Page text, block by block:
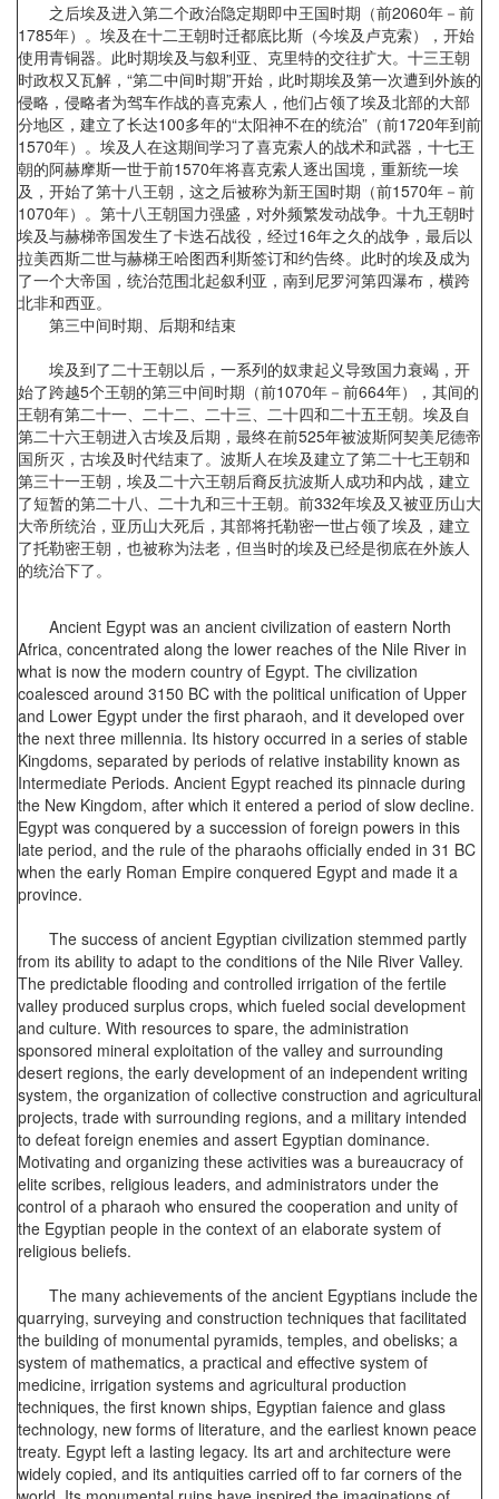
之后埃及进入第二个政治隐定期即中王国时期（前2060年－前
1785年）。埃及在十二王朝时迁都底比斯（今埃及卢克索），开始
使用青铜器。此时期埃及与叙利亚、克里特的交往扩大。十三王朝
时政权又瓦解，“第二中间时期”开始，此时期埃及第一次遭到外族的
侵略，侵略者为驾车作战的喜克索人，他们占领了埃及北部的大部
分地区，建立了长达100多年的“太阳神不在的统治”（前1720年到前
1570年）。埃及人在这期间学习了喜克索人的战术和武器，十七王
朝的阿赫摩斯一世于前1570年将喜克索人逐出国境，重新统一埃
及，开始了第十八王朝，这之后被称为新王国时期（前1570年－前
1070年）。第十八王朝国力强盛，对外频繁发动战争。十九王朝时
埃及与赫梯帝国发生了卡迭石战役，经过16年之久的战争，最后以
拉美西斯二世与赫梯王哈图西利斯签订和约告终。此时的埃及成为
了一个大帝国，统治范围北起叙利亚，南到尼罗河第四瀑布，横跨
北非和西亚。
第三中间时期、后期和结束
埃及到了二十王朝以后，一系列的奴隶起义导致国力衰竭，开
始了跨越5个王朝的第三中间时期（前1070年－前664年），其间的
王朝有第二十一、二十二、二十三、二十四和二十五王朝。埃及自
第二十六王朝进入古埃及后期，最终在前525年被波斯阿契美尼德帝
国所灭，古埃及时代结束了。波斯人在埃及建立了第二十七王朝和
第三十一王朝，埃及二十六王朝后裔反抗波斯人成功和内战，建立
了短暂的第二十八、二十九和三十王朝。前332年埃及又被亚历山大
大帝所统治，亚历山大死后，其部将托勒密一世占领了埃及，建立
了托勒密王朝，也被称为法老，但当时的埃及已经是彻底在外族人
的统治下了。
Ancient Egypt was an ancient civilization of eastern North
Africa, concentrated along the lower reaches of the Nile River in
what is now the modern country of Egypt. The civilization
coalesced around 3150 BC with the political unification of Upper
and Lower Egypt under the first pharaoh, and it developed over
the next three millennia. Its history occurred in a series of stable
Kingdoms, separated by periods of relative instability known as
Intermediate Periods. Ancient Egypt reached its pinnacle during
the New Kingdom, after which it entered a period of slow decline.
Egypt was conquered by a succession of foreign powers in this
late period, and the rule of the pharaohs officially ended in 31 BC
when the early Roman Empire conquered Egypt and made it a
province.
The success of ancient Egyptian civilization stemmed partly
from its ability to adapt to the conditions of the Nile River Valley.
The predictable flooding and controlled irrigation of the fertile
valley produced surplus crops, which fueled social development
and culture. With resources to spare, the administration
sponsored mineral exploitation of the valley and surrounding
desert regions, the early development of an independent writing
system, the organization of collective construction and agricultural
projects, trade with surrounding regions, and a military intended
to defeat foreign enemies and assert Egyptian dominance.
Motivating and organizing these activities was a bureaucracy of
elite scribes, religious leaders, and administrators under the
control of a pharaoh who ensured the cooperation and unity of
the Egyptian people in the context of an elaborate system of
religious beliefs.
The many achievements of the ancient Egyptians include the
quarrying, surveying and construction techniques that facilitated
the building of monumental pyramids, temples, and obelisks; a
system of mathematics, a practical and effective system of
medicine, irrigation systems and agricultural production
techniques, the first known ships, Egyptian faience and glass
technology, new forms of literature, and the earliest known peace
treaty. Egypt left a lasting legacy. Its art and architecture were
widely copied, and its antiquities carried off to far corners of the